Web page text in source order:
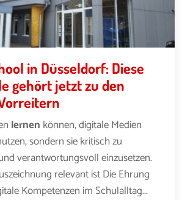
in Düsseldorf: Diese
gehört jetzt zu den
lernen können, digitale Medien
sondern sie kritisch zu
verantwortungsvoll einzusetzen.
relevant ist Die Ehrung
Kompetenzen im Schulalltag...